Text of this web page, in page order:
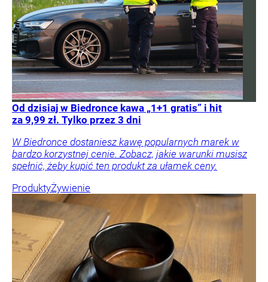
Od dzisiaj w Biedronce kawa „1+1 gratis” i hit
za 9,99 zł. Tylko przez 3 dni
W Biedronce dostaniesz kawę popularnych marek w
bardzo korzystnej cenie. Zobacz, jakie warunki musisz
spełnić, żeby kupić ten produkt za ułamek ceny.
ProduktyŻywienie